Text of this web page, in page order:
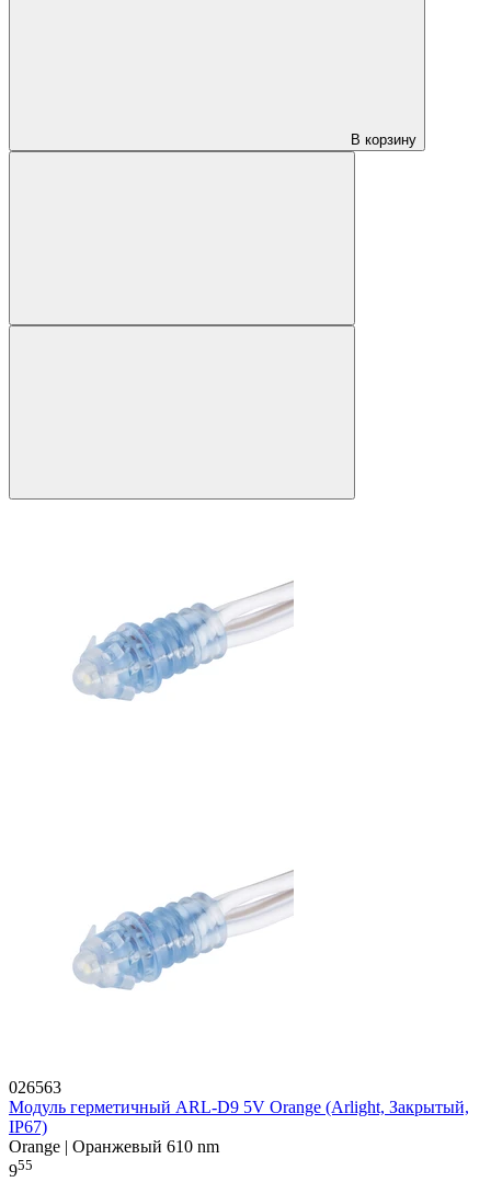
В корзину
026563
Модуль герметичный ARL-D9 5V Orange (Arlight, Закрытый,
IP67)
Orange | Оранжевый 610 nm
955